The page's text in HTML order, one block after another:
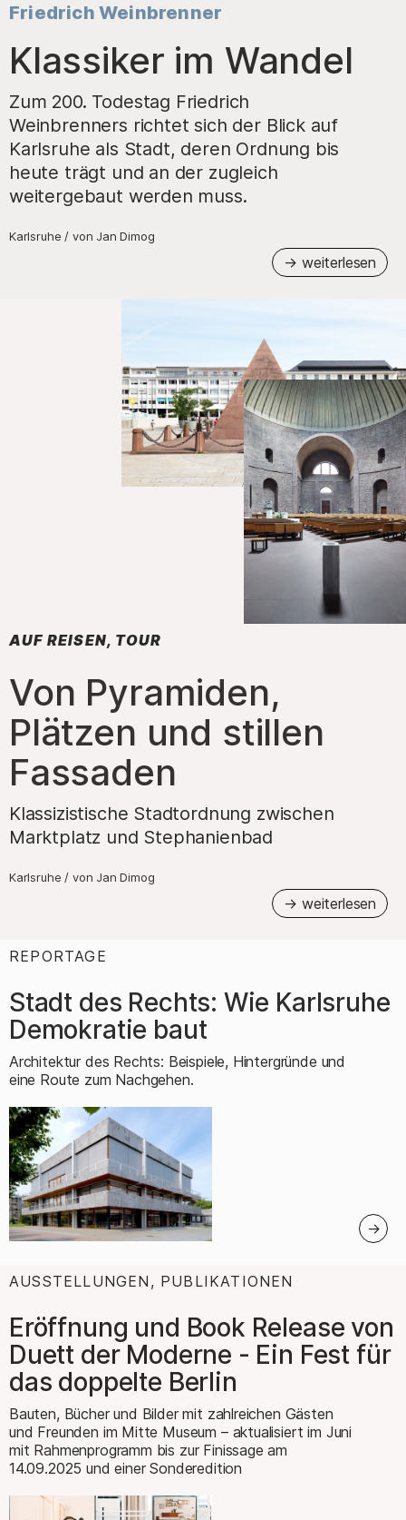
Friedrich Weinbrenner
Klassiker im Wandel
Zum 200. Todestag Friedrich
Weinbrenners richtet sich der Blick auf
Karlsruhe als Stadt, deren Ordnung bis
heute trägt und an der zugleich
weitergebaut werden muss.
Karlsruhe / von Jan Dimog
AUF REISEN, TOUR
Von Pyramiden,
Plätzen und stillen
Fassaden
Klassizistische Stadtordnung zwischen
Marktplatz und Stephanienbad
Karlsruhe / von Jan Dimog
REPORTAGE
Stadt des Rechts: Wie Karlsruhe
Demokratie baut
Architektur des Rechts: Beispiele, Hintergründe und
eine Route zum Nachgehen.
AUSSTELLUNGEN, PUBLIKATIONEN
Eröffnung und Book Release von
Duett der Moderne - Ein Fest für
das doppelte Berlin
Bauten, Bücher und Bilder mit zahlreichen Gästen
und Freunden im Mitte Museum – aktualisiert im Juni
mit Rahmenprogramm bis zur Finissage am
14.09.2025 und einer Sonderedition